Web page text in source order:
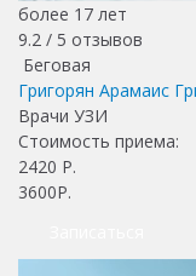
более 17 лет
9.2 / 5 отзывов
Беговая
Григорян Арамаис
Врачи УЗИ
Стоимость приема:
2420 Р.
3600Р.